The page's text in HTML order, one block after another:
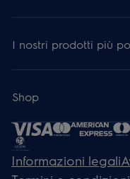
I nostri prodotti più
Shop
Informazioni legali